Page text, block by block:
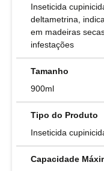
Inseticida
deltametrina,
em madeiras
infestações
Tamanho
900ml
Tipo do Produto
Inseticida
Capacidade